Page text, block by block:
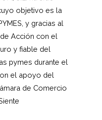
objetivo es la
y gracias al
Acción con el
y fiable del
pymes durante el
el apoyo del
de Comercio